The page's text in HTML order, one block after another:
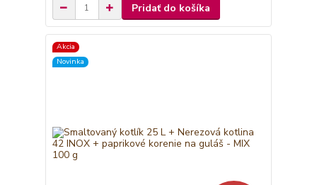
Pridať do košíka
Akcia
Novinka